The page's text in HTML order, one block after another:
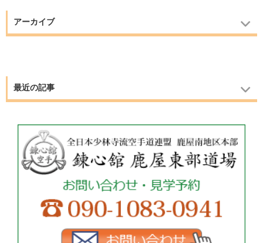
アーカイブ
最近の記事